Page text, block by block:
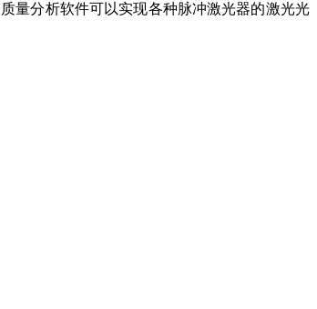
量分析软件可以实现各种脉冲激光器的激光光